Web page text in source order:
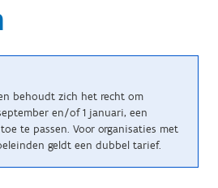
behoudt zich het recht om
en/of 1 januari, een
te passen. Voor organisaties met
geldt een dubbel tarief.